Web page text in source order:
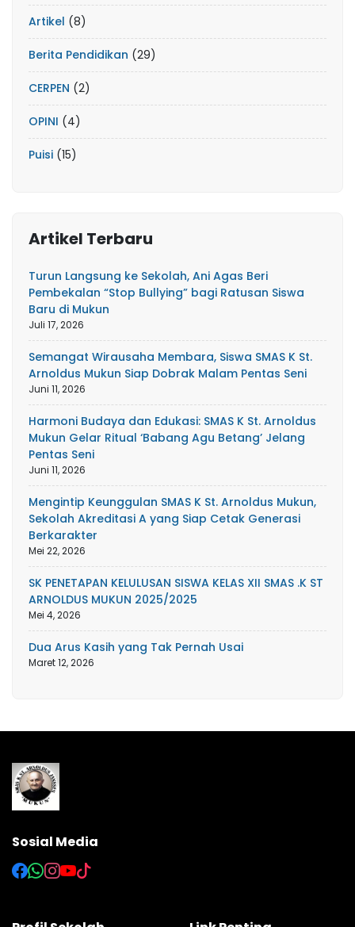
Artikel (8)
Berita Pendidikan (29)
CERPEN (2)
OPINI (4)
Puisi (15)
Artikel Terbaru
Turun Langsung ke Sekolah, Ani Agas Beri
Pembekalan “Stop Bullying” bagi Ratusan Siswa
Baru di Mukun
Juli 17, 2026
Semangat Wirausaha Membara, Siswa SMAS K St.
Arnoldus Mukun Siap Dobrak Malam Pentas Seni
Juni 11, 2026
Harmoni Budaya dan Edukasi: SMAS K St. Arnoldus
Mukun Gelar Ritual ‘Babang Agu Betang’ Jelang
Pentas Seni
Juni 11, 2026
Mengintip Keunggulan SMAS K St. Arnoldus Mukun,
Sekolah Akreditasi A yang Siap Cetak Generasi
Berkarakter
Mei 22, 2026
SK PENETAPAN KELULUSAN SISWA KELAS XII SMAS .K ST
ARNOLDUS MUKUN 2025/2025
Mei 4, 2026
Dua Arus Kasih yang Tak Pernah Usai
Maret 12, 2026
Sosial Media